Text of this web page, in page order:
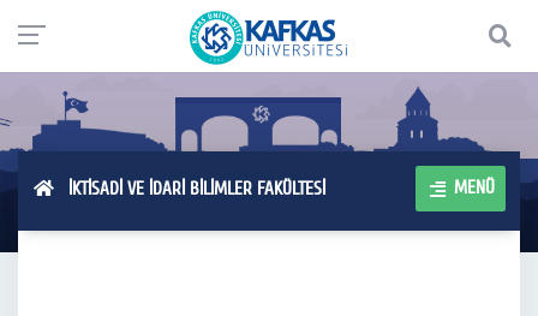
İKTİSADİ VE İDARİ BİLİMLER FAKÜLTESİ MENÜ